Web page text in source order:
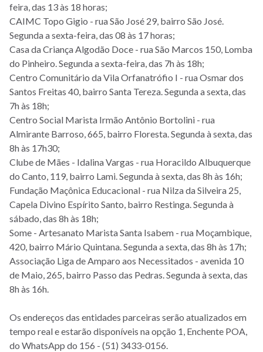
feira, das 13 às 18 horas;
CAIMC Topo Gigio - rua São José 29, bairro São José.
Segunda a sexta-feira, das 08 às 17 horas;
Casa da Criança Algodão Doce - rua São Marcos 150, Lomba
do Pinheiro. Segunda a sexta-feira, das 7h às 18h;
Centro Comunitário da Vila Orfanatrófio I - rua Osmar dos
Santos Freitas 40, bairro Santa Tereza. Segunda a sexta, das
7h às 18h;
Centro Social Marista Irmão Antônio Bortolini - rua
Almirante Barroso, 665, bairro Floresta. Segunda à sexta, das
8h às 17h30;
Clube de Mães - Idalina Vargas - rua Horacildo Albuquerque
do Canto, 119, bairro Lami. Segunda à sexta, das 8h às 16h;
Fundação Maçônica Educacional - rua Nilza da Silveira 25,
Capela Divino Espírito Santo, bairro Restinga. Segunda à
sábado, das 8h às 18h;
Some - Artesanato Marista Santa Isabem - rua Moçambique,
420, bairro Mário Quintana. Segunda a sexta, das 8h às 17h;
Associação Liga de Amparo aos Necessitados - avenida 10
de Maio, 265, bairro Passo das Pedras. Segunda à sexta, das
8h às 16h.
Os endereços das entidades parceiras serão atualizados em
tempo real e estarão disponíveis na opção 1, Enchente POA,
do WhatsApp do 156 - (51) 3433-0156.